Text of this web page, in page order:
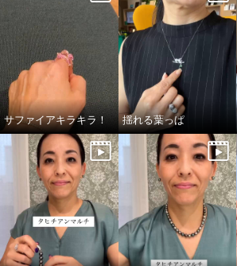
サファイアキラキラ！ 揺れる葉っぱ